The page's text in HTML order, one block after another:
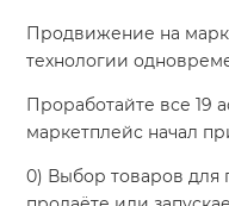
Продвижение на
технологии
Проработайте все 19
маркетплейс начал
0) Выбор товаров